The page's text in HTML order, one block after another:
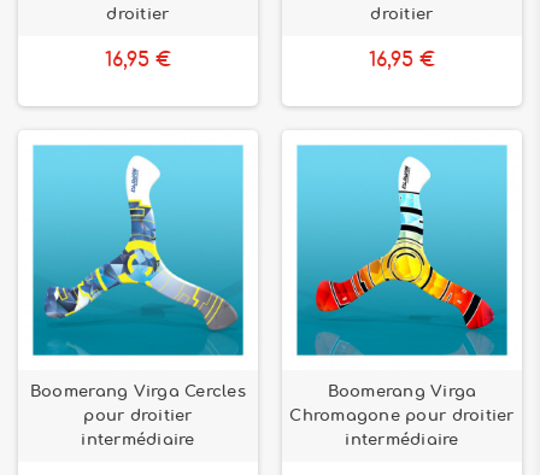
droitier
16,95 €
droitier
16,95 €
Boomerang Virga Cercles
pour droitier
intermédiaire
Boomerang Virga
Chromagone pour droitier
intermédiaire